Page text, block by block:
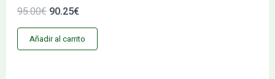
95.00€ 90.25€
Añadir al carrito